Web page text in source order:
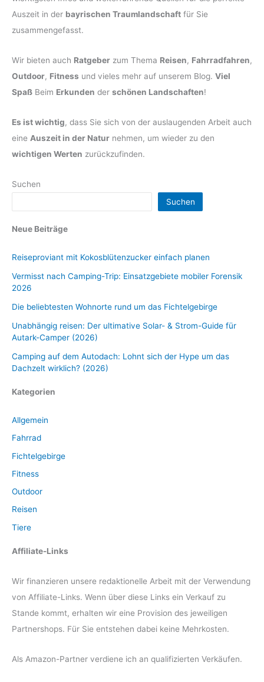
Auszeit in der bayrischen Traumlandschaft für Sie
zusammengefasst.
Wir bieten auch Ratgeber zum Thema Reisen, Fahrradfahren,
Outdoor, Fitness und vieles mehr auf unserem Blog. Viel
Spaß Beim Erkunden der schönen Landschaften!
Es ist wichtig, dass Sie sich von der auslaugenden Arbeit auch
eine Auszeit in der Natur nehmen, um wieder zu den
wichtigen Werten zurückzufinden.
Suchen
Suchen
Neue Beiträge
Reiseproviant mit Kokosblütenzucker einfach planen
Vermisst nach Camping-Trip: Einsatzgebiete mobiler Forensik
2026
Die beliebtesten Wohnorte rund um das Fichtelgebirge
Unabhängig reisen: Der ultimative Solar- & Strom-Guide für
Autark-Camper (2026)
Camping auf dem Autodach: Lohnt sich der Hype um das
Dachzelt wirklich? (2026)
Kategorien
Allgemein
Fahrrad
Fichtelgebirge
Fitness
Outdoor
Reisen
Tiere
Affiliate-Links
Wir finanzieren unsere redaktionelle Arbeit mit der Verwendung
von Affiliate-Links. Wenn über diese Links ein Verkauf zu
Stande kommt, erhalten wir eine Provision des jeweiligen
Partnershops. Für Sie entstehen dabei keine Mehrkosten.
Als Amazon-Partner verdiene ich an qualifizierten Verkäufen.